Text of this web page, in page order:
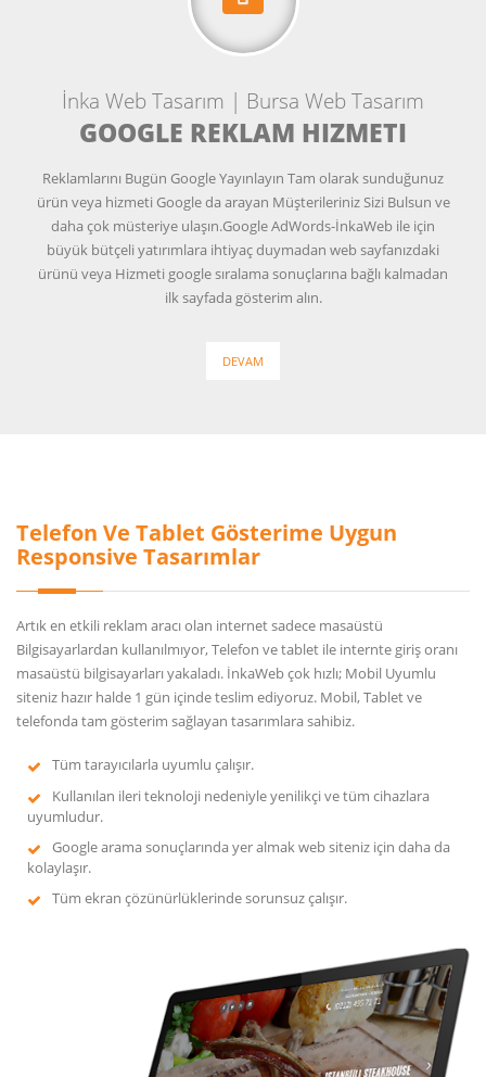
İnka Web Tasarım | Bursa Web Tasarım
GOOGLE REKLAM HIZMETI
Reklamlarını Bugün Google Yayınlayın Tam olarak sunduğunuz
ürün veya hizmeti Google da arayan Müşterileriniz Sizi Bulsun ve
daha çok müsteriye ulaşın.Google AdWords-İnkaWeb ile için
büyük bütçeli yatırımlara ihtiyaç duymadan web sayfanızdaki
ürünü veya Hizmeti google sıralama sonuçlarına bağlı kalmadan
ilk sayfada gösterim alın.
DEVAM
Telefon Ve Tablet Gösterime Uygun
Responsive Tasarımlar
Artık en etkili reklam aracı olan internet sadece masaüstü
Bilgisayarlardan kullanılmıyor, Telefon ve tablet ile internte giriş oranı
masaüstü bilgisayarları yakaladı. İnkaWeb çok hızlı; Mobil Uyumlu
siteniz hazır halde 1 gün içinde teslim ediyoruz. Mobil, Tablet ve
telefonda tam gösterim sağlayan tasarımlara sahibiz.
Tüm tarayıcılarla uyumlu çalışır.
Kullanılan ileri teknoloji nedeniyle yenilikçi ve tüm cihazlara
uyumludur.
Google arama sonuçlarında yer almak web siteniz için daha da
kolaylaşır.
Tüm ekran çözünürlüklerinde sorunsuz çalışır.